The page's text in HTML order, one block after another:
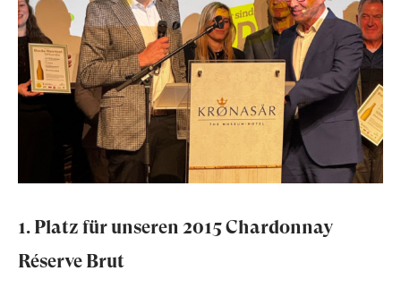
1. Platz für unseren 2015 Chardonnay
Réserve Brut